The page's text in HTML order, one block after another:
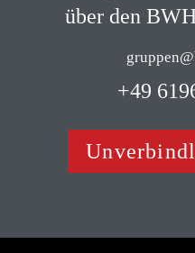
über den
+49